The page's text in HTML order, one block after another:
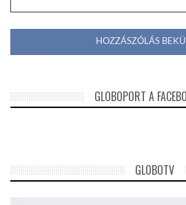
GLOBOPORT A
GLOBOTV